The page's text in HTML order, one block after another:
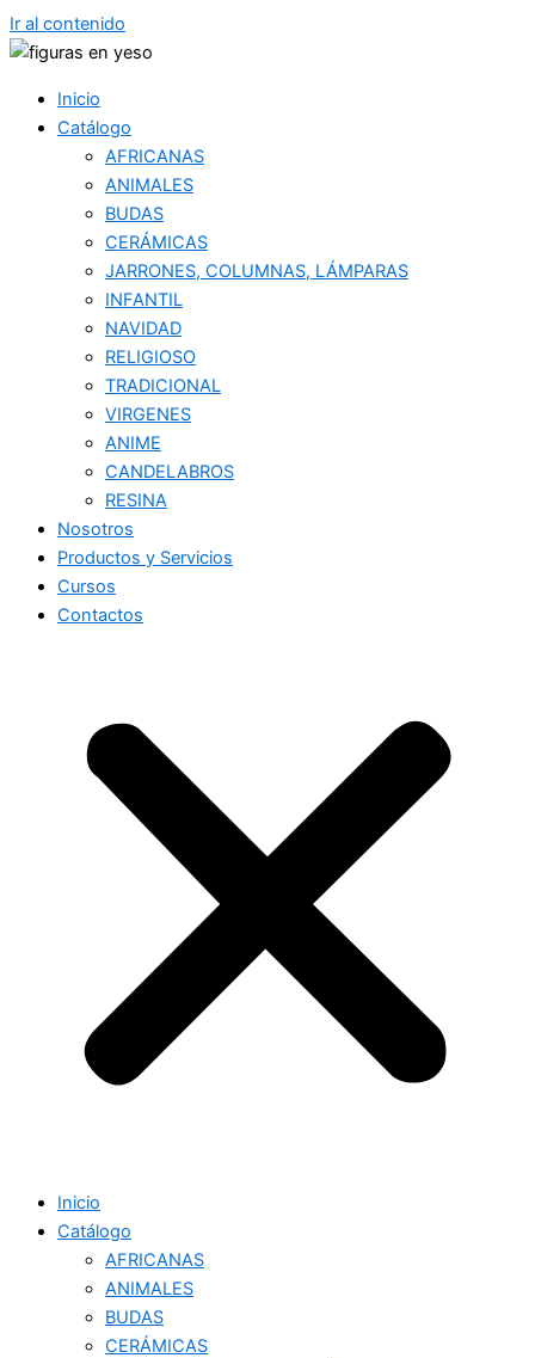
Ir al contenido
Inicio
Catálogo
AFRICANAS
ANIMALES
BUDAS
CERÁMICAS
JARRONES, COLUMNAS, LÁMPARAS
INFANTIL
NAVIDAD
RELIGIOSO
TRADICIONAL
VIRGENES
ANIME
CANDELABROS
RESINA
Nosotros
Productos y Servicios
Cursos
Contactos
Inicio
Catálogo
AFRICANAS
ANIMALES
BUDAS
CERÁMICAS